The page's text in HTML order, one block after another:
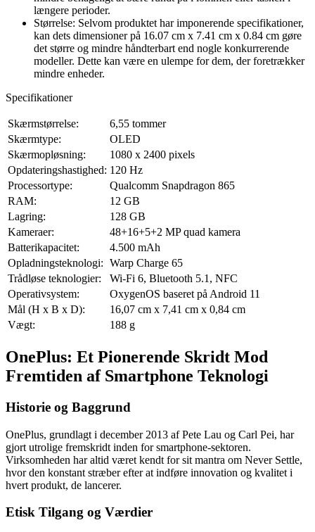
længere perioder.
Størrelse: Selvom produktet har imponerende specifikationer,
kan dets dimensioner på 16.07 cm x 7.41 cm x 0.84 cm gøre
det større og mindre håndterbart end nogle konkurrerende
modeller. Dette kan være en ulempe for dem, der foretrækker
mindre enheder.
Specifikationer
Skærmstørrelse:
6,55 tommer
Skærmtype:
OLED
Skærmopløsning:
1080 x 2400 pixels
Opdateringshastighed: 120 Hz
Processortype:
Qualcomm Snapdragon 865
RAM:
12 GB
Lagring:
128 GB
Kameraer:
48+16+5+2 MP quad kamera
Batterikapacitet:
4.500 mAh
Opladningsteknologi: Warp Charge 65
Trådløse teknologier:
Wi-Fi 6, Bluetooth 5.1, NFC
Operativsystem:
OxygenOS baseret på Android 11
Mål (H x B x D):
16,07 cm x 7,41 cm x 0,84 cm
Vægt:
188 g
OnePlus: Et Pionerende Skridt Mod
Fremtiden af Smartphone Teknologi
Historie og Baggrund
OnePlus, grundlagt i december 2013 af Pete Lau og Carl Pei, har
gjort utrolige fremskridt inden for smartphone-sektoren.
Virksomheden har altid været kendt for sit mantra om Never Settle,
hvor den konstant stræber efter at indføre innovation og kvalitet i
hvert produkt, de lancerer.
Etisk Tilgang og Værdier